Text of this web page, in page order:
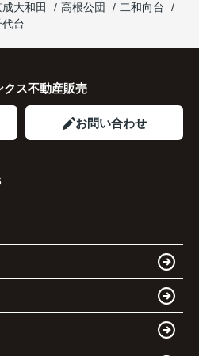
大和田 高根公団
二和向台
代台
クス不動産販売
お問い合わせ